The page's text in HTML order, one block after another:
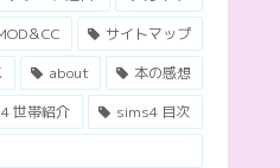
＆CC
サイトマップ
about
本の感想
世帯紹介
sims4 目次